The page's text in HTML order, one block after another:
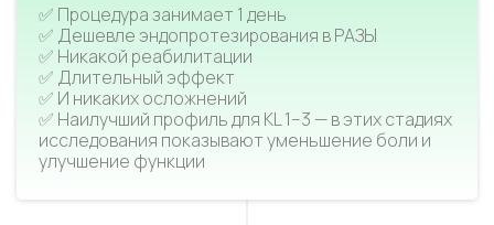
✅ Процедура занимает 1 день
✅ Дешевле эндопротезирования в РАЗЫ
✅ Никакой реабилитации
✅ Длительный эффект
✅ И никаких осложнений
✅ Наилучший профиль для KL 1–3 — в этих стадиях
исследования показывают уменьшение боли и
улучшение функции